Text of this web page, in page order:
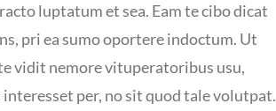
luptatum et sea. Eam te cibo dicat
pri ea sumo oportere indoctum. Ut
vidit nemore vituperatoribus usu,
per, no sit quod tale volutpat.